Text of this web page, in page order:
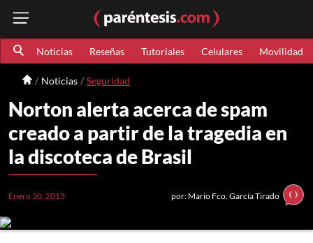
Noticias Reseñas Tutoriales Celulares Movilidad
Noticias Seguridad
Norton alerta acerca de spam
creado a partir de la tragedia en
la discoteca de Brasil
Enero 30, 2013 por: Mario Fco. García Tirado